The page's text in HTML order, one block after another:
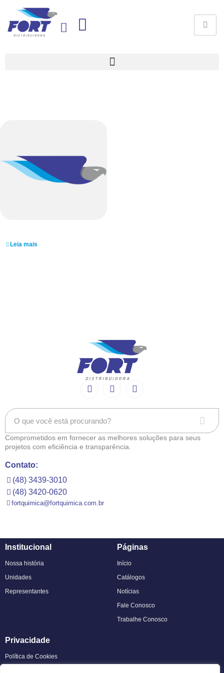
Leia mais
Comprometidos em fornecer as melhores soluções para seus
projetos com eficiência e transparência.
Contato:
(48) 3439-3010
(48) 3420-0620
fortquimica@fortquimica.com.br
Institucional
Nossa história
Unidades
Representantes
Páginas
Início
Catálogos
Notícias
Fale Conosco
Trabalhe Conosco
Privacidade
Política de Cookies